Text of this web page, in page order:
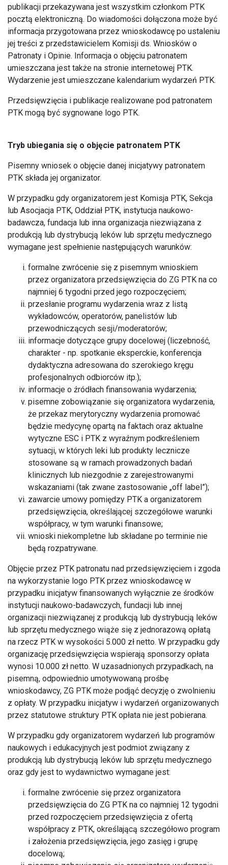
publikacji przekazywana jest wszystkim członkom PTK
pocztą elektroniczną. Do wiadomości dołączona może być
informacja przygotowana przez wnioskodawcę po ustaleniu
jej treści z przedstawicielem Komisji ds. Wniosków o
Patronaty i Opinie. Informacja o objęciu patronatem
umieszczana jest także na stronie internetowej PTK.
Wydarzenie jest umieszczane kalendarium wydarzeń PTK.
Przedsięwzięcia i publikacje realizowane pod patronatem
PTK mogą być sygnowane logo PTK.
Tryb ubiegania się o objęcie patronatem PTK
Pisemny wniosek o objęcie danej inicjatywy patronatem
PTK składa jej organizator.
W przypadku gdy organizatorem jest Komisja PTK, Sekcja
lub Asocjacja PTK, Oddział PTK, instytucja naukowo-
badawcza, fundacja lub inna organizacja niezwiązana z
produkcją lub dystrybucją leków lub sprzętu medycznego
wymagane jest spełnienie następujących warunków:
formalne zwrócenie się z pisemnym wnioskiem
przez organizatora przedsięwzięcia do ZG PTK na co
najmniej 6 tygodni przed jego rozpoczęciem;
przesłanie programu wydarzenia wraz z listą
wykładowców, operatorów, panelistów lub
przewodniczących sesji/moderatorów;
informacje dotyczące grupy docelowej (liczebność,
charakter - np. spotkanie eksperckie, konferencja
dydaktyczna adresowana do szerokiego kręgu
profesjonalnych odbiorców itp.);
informacje o źródłach finansowania wydarzenia;
pisemne zobowiązanie się organizatora wydarzenia,
że przekaz merytoryczny wydarzenia promować
będzie medycynę opartą na faktach oraz aktualne
wytyczne ESC i PTK z wyraźnym podkreśleniem
sytuacji, w których leki lub produkty lecznicze
stosowane są w ramach prowadzonych badań
klinicznych lub niezgodnie z zarejestrowanymi
wskazaniami (tak zwane zastosowanie „off label”);
zawarcie umowy pomiędzy PTK a organizatorem
przedsięwzięcia, określającej szczegółowe warunki
współpracy, w tym warunki finansowe;
wnioski niekompletne lub składane po terminie nie
będą rozpatrywane.
Objęcie przez PTK patronatu nad przedsięwzięciem i zgoda
na wykorzystanie logo PTK przez wnioskodawcę w
przypadku inicjatyw finansowanych wyłącznie ze środków
instytucji naukowo-badawczych, fundacji lub innej
organizacji niezwiązanej z produkcją lub dystrybucją leków
lub sprzętu medycznego wiąże się z jednorazową opłatą
na rzecz PTK w wysokości 5.000 zł netto. W przypadku gdy
organizację przedsięwzięcia wspierają sponsorzy opłata
wynosi 10.000 zł netto. W uzasadnionych przypadkach, na
pisemną, odpowiednio umotywowaną prośbę
wnioskodawcy, ZG PTK może podjąć decyzję o zwolnieniu
z opłaty. W przypadku inicjatyw i wydarzeń organizowanych
przez statutowe struktury PTK opłata nie jest pobierana.
W przypadku gdy organizatorem wydarzeń lub programów
naukowych i edukacyjnych jest podmiot związany z
produkcją lub dystrybucją leków lub sprzętu medycznego
oraz gdy jest to wydawnictwo wymagane jest:
formalne zwrócenie się przez organizatora
przedsięwzięcia do ZG PTK na co najmniej 12 tygodni
przed rozpoczęciem przedsięwzięcia z ofertą
współpracy z PTK, określającą szczegółowo program
i założenia przedsięwzięcia, jego zasięg i grupę
docelową;